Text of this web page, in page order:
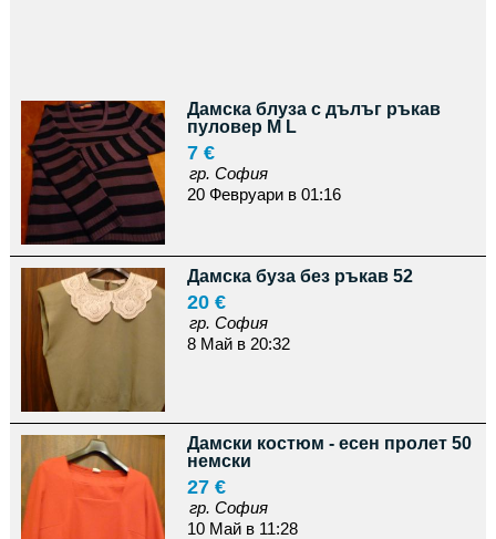
Дамска блуза с дълъг ръкав
пуловер М L
7 €
гр. София
20 Февруари в 01:16
Дамска буза без ръкав 52
20 €
гр. София
8 Май в 20:32
Дамски костюм - есен пролет 50
немски
27 €
гр. София
10 Май в 11:28